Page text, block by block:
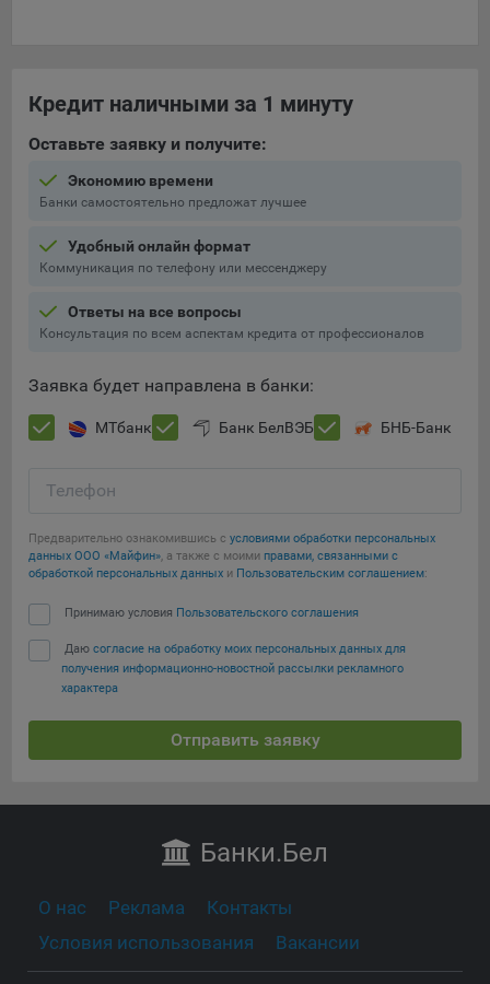
Кредит наличными за 1 минуту
Оставьте заявку и получите:
Экономию времени
Банки самостоятельно предложат лучшее
Удобный онлайн формат
Коммуникация по телефону или мессенджеру
Ответы на все вопросы
Консультация по всем аспектам кредита от профессионалов
Заявка будет направлена в банки:
МТбанк Банк БелВЭБ БНБ-Банк
Телефон
Предварительно ознакомившись с условиями обработки персональных
данных ООО «Майфин», а также с моими правами, связанными с
обработкой персональных данных и Пользовательским соглашением:
Принимаю условия Пользовательского соглашения
Даю согласие на обработку моих персональных данных для
получения информационно-новостной рассылки рекламного
характера
Отправить заявку
Банки.Бел
О нас Реклама
Контакты
Условия использования
Вакансии